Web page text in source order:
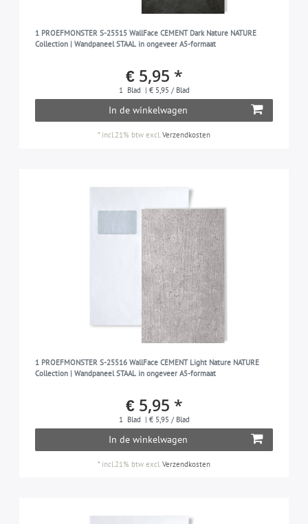
1 PROEFMONSTER S-25515 WallFace CEMENT Dark Nature NATURE
Collection | Wandpaneel STAAL in ongeveer A5-formaat
€ 5,95 *
1 Blad | € 5,95 / Blad
In de winkelwagen
* incl.21% btw excl.Verzendkosten
1 PROEFMONSTER S-25516 WallFace CEMENT Light Nature NATURE
Collection | Wandpaneel STAAL in ongeveer A5-formaat
€ 5,95 *
1 Blad | € 5,95 / Blad
In de winkelwagen
* incl.21% btw excl.Verzendkosten